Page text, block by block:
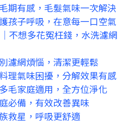
期有感，毛髮氣味一次解決
孩子呼吸，在意每一口空氣
不想多花冤枉錢，水洗濾網
濾網煩惱，清潔更輕鬆
理氣味困擾，分解效果有感
毛家庭適用，全方位淨化
必備，有效改善異味
救星，呼吸更舒適